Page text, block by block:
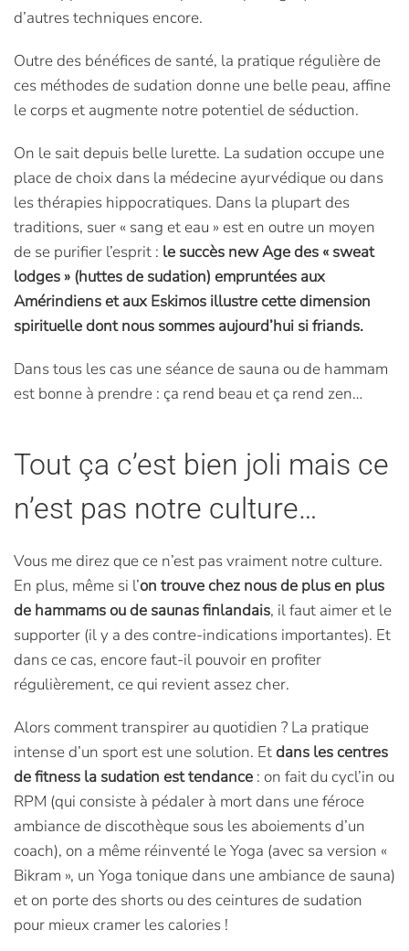
d’autres techniques encore.
Outre des bénéfices de santé, la pratique régulière de
ces méthodes de sudation donne une belle peau, affine
le corps et augmente notre potentiel de séduction.
On le sait depuis belle lurette. La sudation occupe une
place de choix dans la médecine ayurvédique ou dans
les thérapies hippocratiques. Dans la plupart des
traditions, suer « sang et eau » est en outre un moyen
de se purifier l’esprit : le succès new Age des « sweat
lodges » (huttes de sudation) empruntées aux
Amérindiens et aux Eskimos illustre cette dimension
spirituelle dont nous sommes aujourd’hui si friands.
Dans tous les cas une séance de sauna ou de hammam
est bonne à prendre : ça rend beau et ça rend zen…
Tout ça c’est bien joli mais ce
n’est pas notre culture…
Vous me direz que ce n’est pas vraiment notre culture.
En plus, même si l’on trouve chez nous de plus en plus
de hammams ou de saunas finlandais, il faut aimer et le
supporter (il y a des contre-indications importantes). Et
dans ce cas, encore faut-il pouvoir en profiter
régulièrement, ce qui revient assez cher.
Alors comment transpirer au quotidien ? La pratique
intense d’un sport est une solution. Etdans les centres
de fitness la sudation est tendance : on fait du cycl’in ou
RPM (qui consiste à pédaler à mort dans une féroce
ambiance de discothèque sous les aboiements d’un
coach), on a même réinventé le Yoga (avec sa version «
Bikram », un Yoga tonique dans une ambiance de sauna)
et on porte des shorts ou des ceintures de sudation
pour mieux cramer les calories !